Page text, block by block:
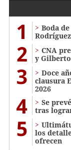
1
Boda
2
CNA
y
3
Doce
clausura
2026
4
Se
tras
5
los
ofrecen